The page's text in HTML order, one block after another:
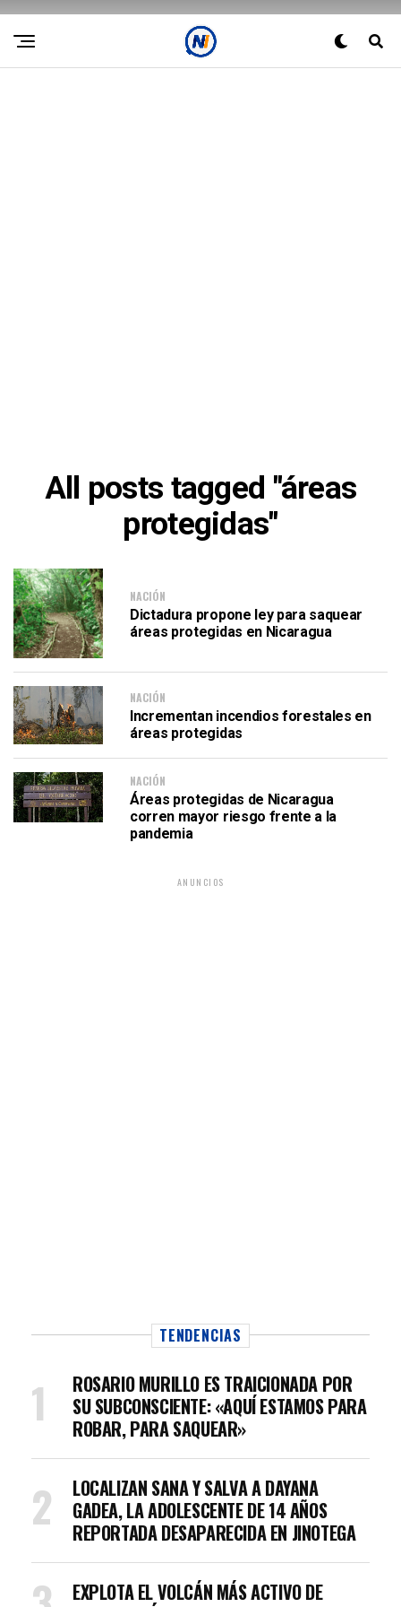
All posts tagged "áreas
protegidas"
NACIÓN
Dictadura propone ley para saquear
áreas protegidas en Nicaragua
NACIÓN
Incrementan incendios forestales en
áreas protegidas
NACIÓN
Áreas protegidas de Nicaragua
corren mayor riesgo frente a la
pandemia
ANUNCIOS
TENDENCIAS
ROSARIO MURILLO ES TRAICIONADA POR
SU SUBCONSCIENTE: «AQUÍ ESTAMOS PARA
ROBAR, PARA SAQUEAR»
LOCALIZAN SANA Y SALVA A DAYANA
GADEA, LA ADOLESCENTE DE 14 AÑOS
REPORTADA DESAPARECIDA EN JINOTEGA
EXPLOTA EL VOLCÁN MÁS ACTIVO DE